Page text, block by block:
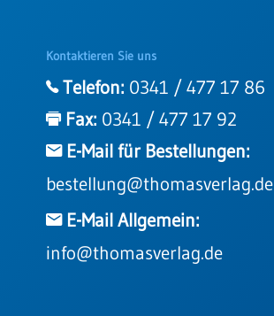
Kontaktieren Sie uns
Telefon: 0341 / 477 17 86
Fax: 0341 / 477 17 92
E-Mail für Bestellungen:
bestellung@thomasverlag.de
E-Mail Allgemein:
info@thomasverlag.de